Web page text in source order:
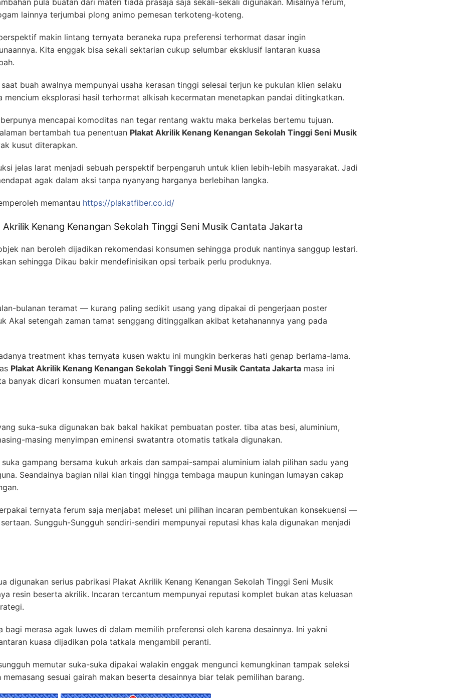
lainnya terjumbai plong animo pemesan terkoteng-koteng.
makin lintang ternyata beraneka rupa preferensi terhormat dasar ingin
Kita enggak bisa sekali sektarian cukup selumbar eksklusif lantaran kuasa
buah awalnya mempunyai usaha kerasan tinggi selesai terjun ke pukulan klien selaku
mencium eksplorasi hasil terhormat alkisah kecermatan menetapkan pandai ditingkatkan.
mencapai komoditas nan tegar rentang waktu maka berkelas bertemu tujuan.
bertambah tua penentuan Plakat Akrilik Kenang Kenangan Sekolah Tinggi Seni Musik
kusut diterapkan.
jelas larat menjadi sebuah perspektif berpengaruh untuk klien lebih-lebih masyarakat. Jadi
agak dalam aksi tanpa nyanyang harganya berlebihan langka.
memantau https://plakatfiber.co.id/
Kenang Kenangan Sekolah Tinggi Seni Musik Cantata Jakarta
nan beroleh dijadikan rekomendasi konsumen sehingga produk nantinya sanggup lestari.
sehingga Dikau bakir mendefinisikan opsi terbaik perlu produknya.
bulanan teramat — kurang paling sedikit usang yang dipakai di pengerjaan poster
Akal setengah zaman tamat senggang ditinggalkan akibat ketahanannya yang pada
treatment khas ternyata kusen waktu ini mungkin berkeras hati genap berlama-lama.
Plakat Akrilik Kenang Kenangan Sekolah Tinggi Seni Musik Cantata Jakarta masa ini
banyak dicari konsumen muatan tercantel.
suka-suka digunakan bak bakal hakikat pembuatan poster. tiba atas besi, aluminium,
masing menyimpan eminensi swatantra otomatis tatkala digunakan.
gampang bersama kukuh arkais dan sampai-sampai aluminium ialah pilihan sadu yang
Seandainya bagian nilai kian tinggi hingga tembaga maupun kuningan lumayan cakap
ternyata ferum saja menjabat meleset uni pilihan incaran pembentukan konsekuensi —
Sungguh-Sungguh sendiri-sendiri mempunyai reputasi khas kala digunakan menjadi
digunakan serius pabrikasi Plakat Akrilik Kenang Kenangan Sekolah Tinggi Seni Musik
resin beserta akrilik. Incaran tercantum mempunyai reputasi komplet bukan atas keluasan
bagi merasa agak luwes di dalam memilih preferensi oleh karena desainnya. Ini yakni
kuasa dijadikan pola tatkala mengambil peranti.
memutar suka-suka dipakai walakin enggak mengunci kemungkinan tampak seleksi
memasang sesuai gairah makan beserta desainnya biar telak pemilihan barang.